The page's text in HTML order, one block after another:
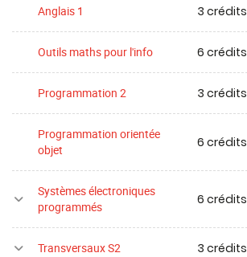
Anglais 1 3 crédits
Outils maths pour l'info 6 crédits
Programmation 2 3 crédits
Programmation orientée
objet
6 crédits
Systèmes électroniques
programmés
6 crédits
Transversaux S2 3 crédits